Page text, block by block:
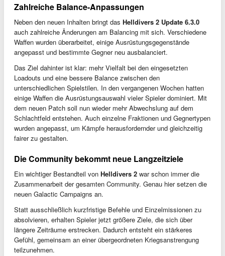
Zahlreiche Balance-Anpassungen
Neben den neuen Inhalten bringt das Helldivers 2 Update 6.3.0
auch zahlreiche Änderungen am Balancing mit sich. Verschiedene
Waffen wurden überarbeitet, einige Ausrüstungsgegenstände
angepasst und bestimmte Gegner neu ausbalanciert.
Das Ziel dahinter ist klar: mehr Vielfalt bei den eingesetzten
Loadouts und eine bessere Balance zwischen den
unterschiedlichen Spielstilen. In den vergangenen Wochen hatten
einige Waffen die Ausrüstungsauswahl vieler Spieler dominiert. Mit
dem neuen Patch soll nun wieder mehr Abwechslung auf dem
Schlachtfeld entstehen. Auch einzelne Fraktionen und Gegnertypen
wurden angepasst, um Kämpfe herausfordernder und gleichzeitig
fairer zu gestalten.
Die Community bekommt neue Langzeitziele
Ein wichtiger Bestandteil von Helldivers 2 war schon immer die
Zusammenarbeit der gesamten Community. Genau hier setzen die
neuen Galactic Campaigns an.
Statt ausschließlich kurzfristige Befehle und Einzelmissionen zu
absolvieren, erhalten Spieler jetzt größere Ziele, die sich über
längere Zeiträume erstrecken. Dadurch entsteht ein stärkeres
Gefühl, gemeinsam an einer übergeordneten Kriegsanstrengung
teilzunehmen.